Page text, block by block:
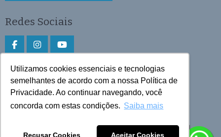
Utilizamos cookies essenciais e tecnologias
semelhantes de acordo com a nossa Política de
Privacidade. Ao continuar navegando, você
concorda com estas condições. Saiba mais
Recusar Cookies Aceitar Cookies
Redes Sociais
Faça download do aplicativo
Play Store e App Store
Todos os direitos reservados © 2025 Cruzeiro do Sul